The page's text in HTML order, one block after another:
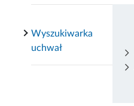
Wyszukiwarka
uchwał